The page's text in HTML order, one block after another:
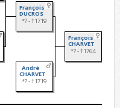
Françoise
DUCROS
*? - †1719
André
CHARVET
*? - †1719
Françoise
CHARVET
*? - †1764